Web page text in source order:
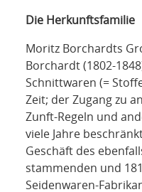
Die Herkunftsfamilie
Moritz Borchardts
Borchardt (1802-
Schnittwaren (=
Zeit; der Zugang zu
Zunft-Regeln und
viele Jahre
Geschäft des
stammenden und
Seidenwaren-